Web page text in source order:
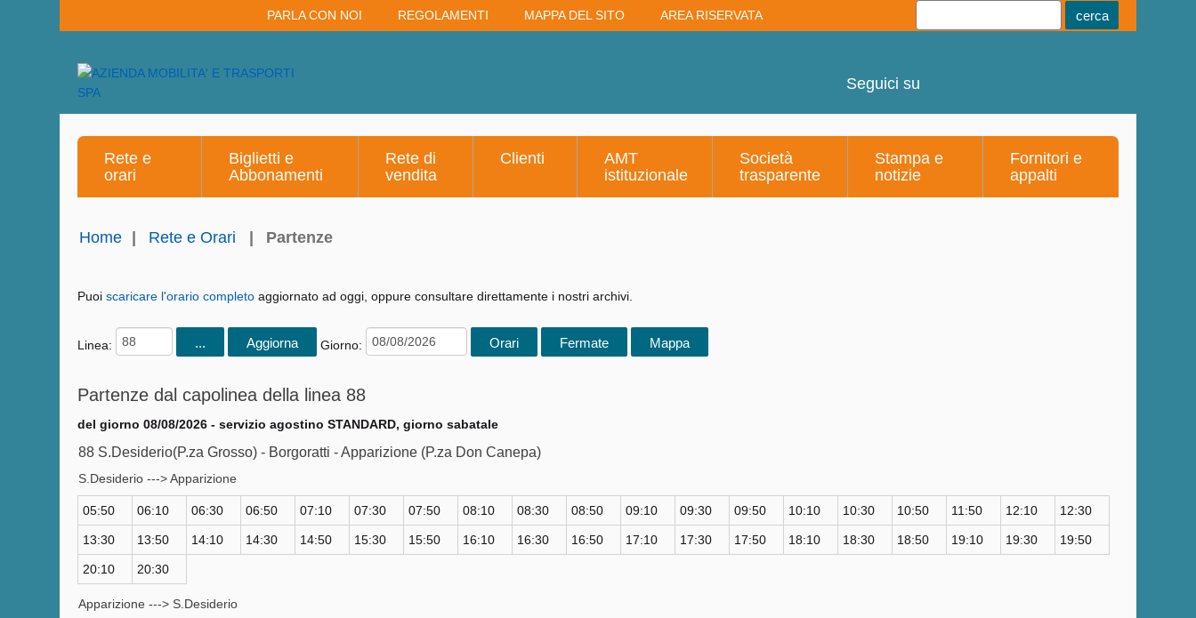
PARLA CON NOI REGOLAMENTI MAPPA DEL SITO AREA RISERVATA
Seguici su
Rete e
orari
Biglietti e
Abbonamenti
Rete di
vendita
Clienti
AMT
istituzionale
Società
trasparente
Stampa e
notizie
Fornitori e
appalti
Home Rete e Orari Partenze
Puoi scaricare l'orario completo aggiornato ad oggi, oppure consultare direttamente i nostri archivi.
Linea: Giorno:
Partenze dal capolinea della linea 88
del giorno 08/08/2026 - servizio agostino STANDARD, giorno sabatale
88 S.Desiderio(P.za Grosso) - Borgoratti - Apparizione (P.za Don Canepa)
S.Desiderio ---> Apparizione
05:50 06:10 06:30 06:50 07:10 07:30 07:50 08:10 08:30 08:50 09:10 09:30 09:50 10:10 10:30 10:50 11:50 12:10 12:30
13:30 13:50 14:10 14:30 14:50 15:30 15:50 16:10 16:30 16:50 17:10 17:30 17:50 18:10 18:30 18:50 19:10 19:30 19:50
20:10 20:30
Apparizione ---> S.Desiderio